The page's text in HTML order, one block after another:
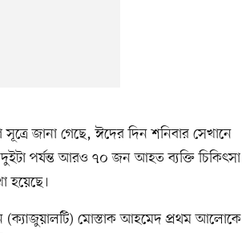
জানা গেছে, ঈদের দিন শনিবার সেখানে
পর্যন্ত আরও ৭০ জন আহত ব্যক্তি চিকিৎসা
হয়েছে।
(ক্যাজুয়ালটি) মোস্তাক আহমেদ প্রথম আলোকে